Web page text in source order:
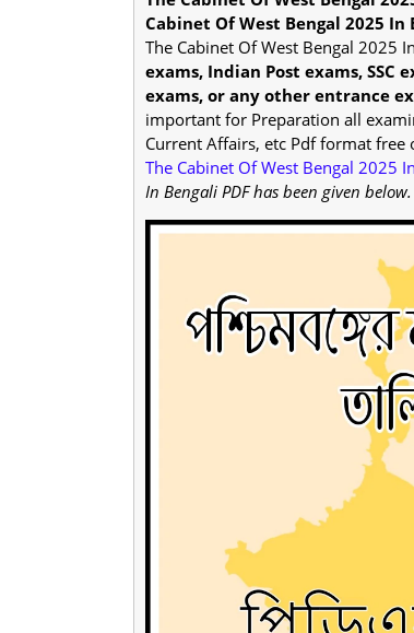
Cabinet Of West Bengal 2025 In
The Cabinet Of West Bengal 2025
exams, Indian Post exams, SSC
exams, or any other entrance
important for Preparation all
Current Affairs, etc Pdf format
The Cabinet Of West Bengal 2025
In Bengali PDF has been given below.